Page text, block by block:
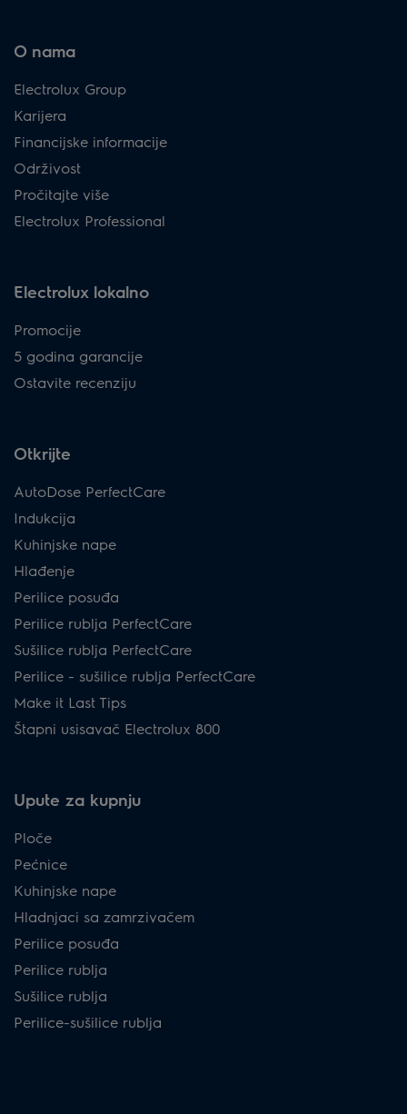
O nama
Electrolux Group
Karijera
Financijske informacije
Održivost
Pročitajte više
Electrolux Professional
Electrolux lokalno
Promocije
5 godina garancije
Ostavite recenziju
Otkrijte
AutoDose PerfectCare
Indukcija
Kuhinjske nape
Hlađenje
Perilice posuđa
Perilice rublja PerfectCare
Sušilice rublja PerfectCare
Perilice - sušilice rublja PerfectCare
Make it Last Tips
Štapni usisavač Electrolux 800
Upute za kupnju
Ploče
Pećnice
Kuhinjske nape
Hladnjaci sa zamrzivačem
Perilice posuđa
Perilice rublja
Sušilice rublja
Perilice-sušilice rublja